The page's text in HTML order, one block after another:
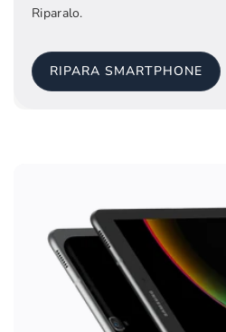
Riparalo.
RIPARA SMARTPHONE